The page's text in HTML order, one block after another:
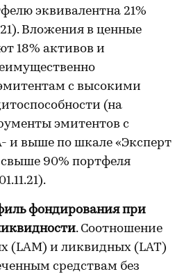
эквивалентна 21%
Вложения в ценные
18% активов и
с высокими
(на
эмитентов с
и выше по шкале «Эксперт
90% портфеля
фондирования при
. Соотношение
(LAM) и ликвидных (LAT)
средствам без